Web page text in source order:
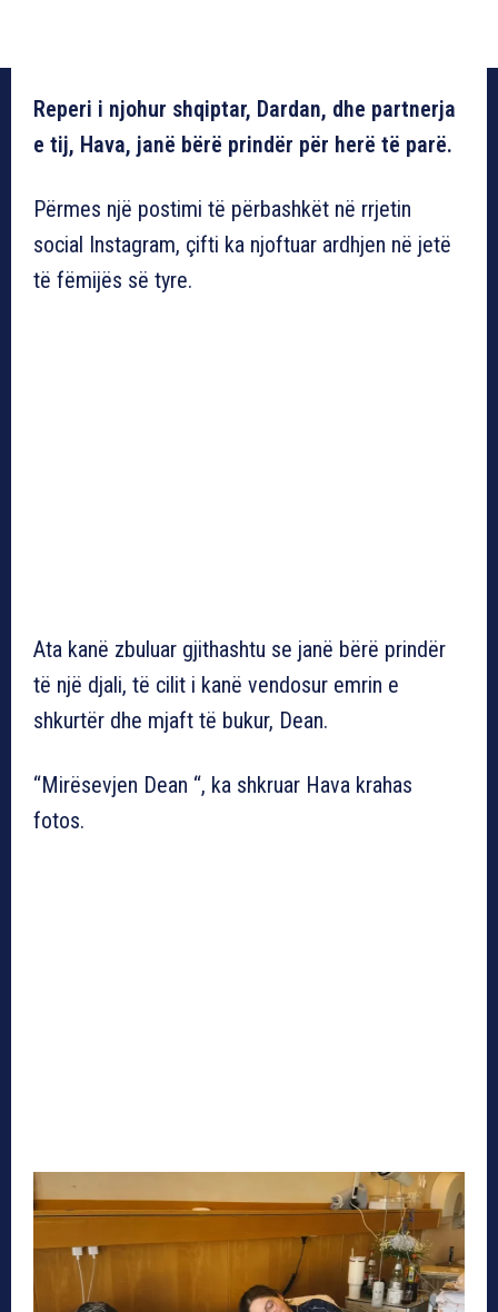
Reperi i njohur shqiptar, Dardan, dhe partnerja
e tij, Hava, janë bërë prindër për herë të parë.
Përmes një postimi të përbashkët në rrjetin
social Instagram, çifti ka njoftuar ardhjen në jetë
të fëmijës së tyre.
Ata kanë zbuluar gjithashtu se janë bërë prindër
të një djali, të cilit i kanë vendosur emrin e
shkurtër dhe mjaft të bukur, Dean.
“Mirësevjen Dean “, ka shkruar Hava krahas
fotos.